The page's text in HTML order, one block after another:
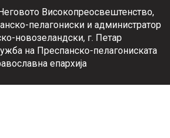
Високопреосвештенство,
пелагониски и администратор
новозеландски, г. Петар
на Преспанско-пелагониската
епархија